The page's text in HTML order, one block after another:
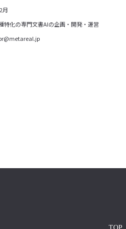
月
特化の専門文書AIの企画・開発・運営
TOP